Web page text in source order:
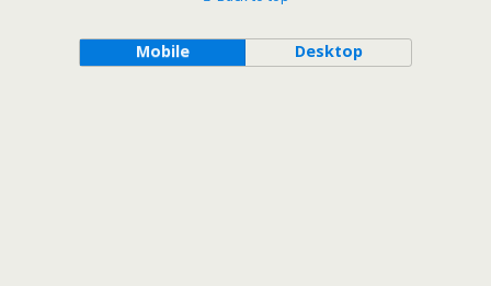
Mobile Desktop